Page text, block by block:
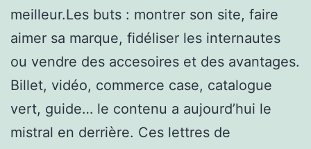
meilleur.Les buts : montrer son site, faire
aimer sa marque, fidéliser les internautes
ou vendre des accesoires et des avantages.
Billet, vidéo, commerce case, catalogue
vert, guide… le contenu a aujourd’hui le
mistral en derrière. Ces lettres de